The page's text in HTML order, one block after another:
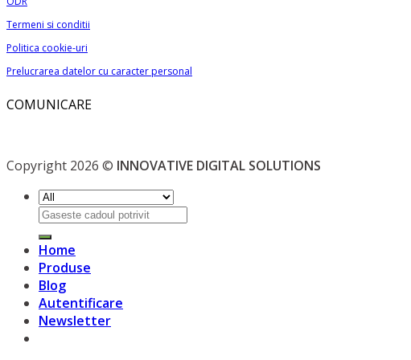
Termeni si conditii
Politica cookie-uri
Prelucrarea datelor cu caracter personal
COMUNICARE
Copyright 2026 © INNOVATIVE DIGITAL SOLUTIONS
Caută
după:
Home
Produse
Blog
Autentificare
Newsletter